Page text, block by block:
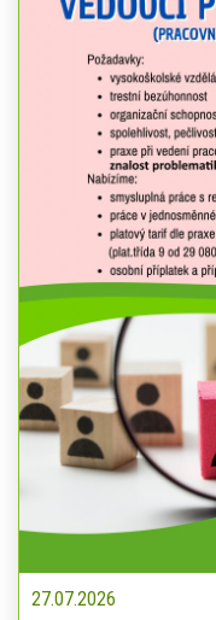
27.07.2026